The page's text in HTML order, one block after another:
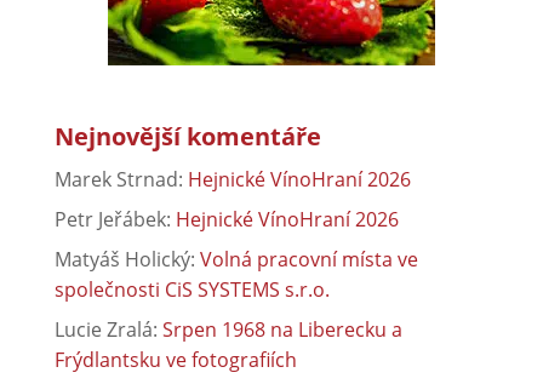
Nejnovější komentáře
Marek Strnad: Hejnické VínoHraní 2026
Petr Jeřábek: Hejnické VínoHraní 2026
Matyáš Holický: Volná pracovní místa ve
společnosti CiS SYSTEMS s.r.o.
Lucie Zralá: Srpen 1968 na Liberecku a
Frýdlantsku ve fotografiích